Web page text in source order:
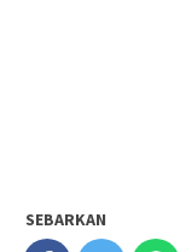
SEBARKAN